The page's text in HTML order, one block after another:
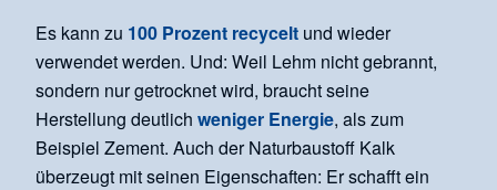
Es kann zu 100 Prozent recycelt und wieder
verwendet werden. Und: Weil Lehm nicht gebrannt,
sondern nur getrocknet wird, braucht seine
Herstellung deutlichweniger Energie, als zum
Beispiel Zement. Auch der Naturbaustoff Kalk
überzeugt mit seinen Eigenschaften: Er schafft ein